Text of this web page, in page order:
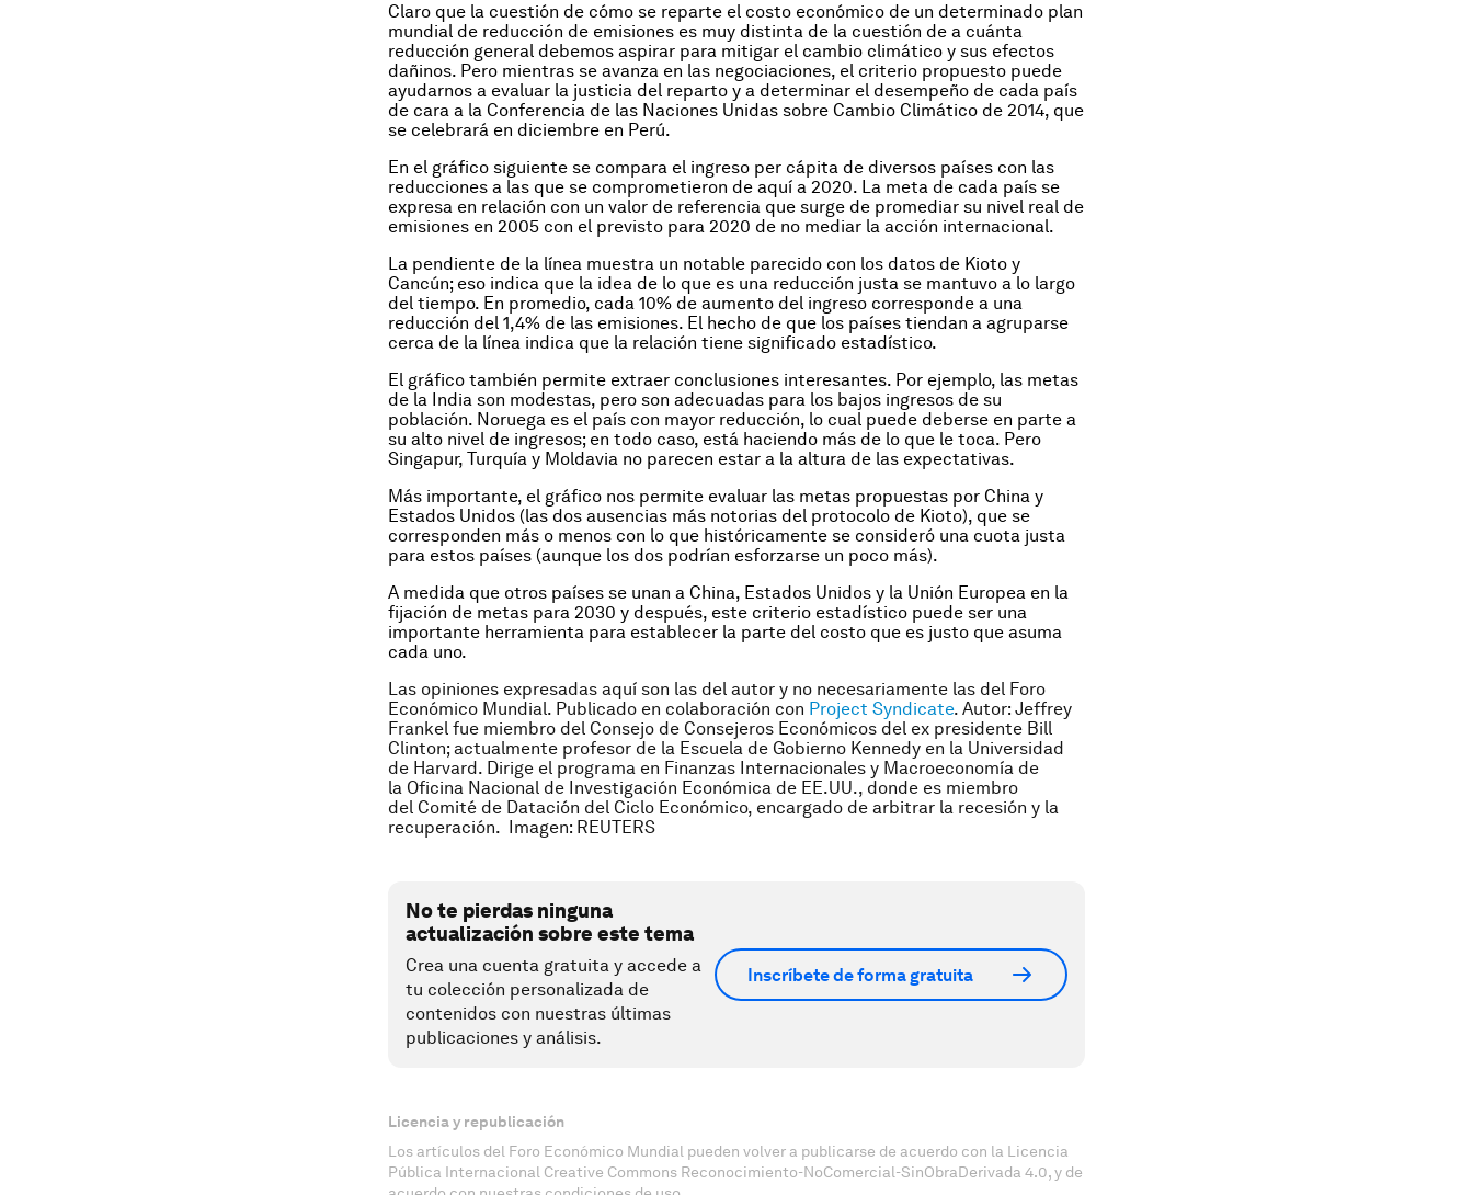
Claro que la cuestión de cómo se reparte el costo económico de un determinado plan
mundial de reducción de emisiones es muy distinta de la cuestión de a cuánta
reducción general debemos aspirar para mitigar el cambio climático y sus efectos
dañinos. Pero mientras se avanza en las negociaciones, el criterio propuesto puede
ayudarnos a evaluar la justicia del reparto y a determinar el desempeño de cada país
de cara a la Conferencia de las Naciones Unidas sobre Cambio Climático de 2014, que
se celebrará en diciembre en Perú.
En el gráfico siguiente se compara el ingreso per cápita de diversos países con las
reducciones a las que se comprometieron de aquí a 2020. La meta de cada país se
expresa en relación con un valor de referencia que surge de promediar su nivel real de
emisiones en 2005 con el previsto para 2020 de no mediar la acción internacional.
La pendiente de la línea muestra un notable parecido con los datos de Kioto y
Cancún; eso indica que la idea de lo que es una reducción justa se mantuvo a lo largo
del tiempo. En promedio, cada 10% de aumento del ingreso corresponde a una
reducción del 1,4% de las emisiones. El hecho de que los países tiendan a agruparse
cerca de la línea indica que la relación tiene significado estadístico.
El gráfico también permite extraer conclusiones interesantes. Por ejemplo, las metas
de la India son modestas, pero son adecuadas para los bajos ingresos de su
población. Noruega es el país con mayor reducción, lo cual puede deberse en parte a
su alto nivel de ingresos; en todo caso, está haciendo más de lo que le toca. Pero
Singapur, Turquía y Moldavia no parecen estar a la altura de las expectativas.
Más importante, el gráfico nos permite evaluar las metas propuestas por China y
Estados Unidos (las dos ausencias más notorias del protocolo de Kioto), que se
corresponden más o menos con lo que históricamente se consideró una cuota justa
para estos países (aunque los dos podrían esforzarse un poco más).
A medida que otros países se unan a China, Estados Unidos y la Unión Europea en la
fijación de metas para 2030 y después, este criterio estadístico puede ser una
importante herramienta para establecer la parte del costo que es justo que asuma
cada uno.
Las opiniones expresadas aquí son las del autor y no necesariamente las del Foro
Económico Mundial. Publicado en colaboración con Project Syndicate. Autor: Jeffrey
Frankel fue miembro del Consejo de Consejeros Económicos del ex presidente Bill
Clinton; actualmente profesor de la Escuela de Gobierno Kennedy en la Universidad
de Harvard. Dirige el programa en Finanzas Internacionales y Macroeconomía de
la Oficina Nacional de Investigación Económica de EE.UU., donde es miembro
del Comité de Datación del Ciclo Económico, encargado de arbitrar la recesión y la
recuperación. Imagen: REUTERS
No te pierdas ninguna
actualización sobre este tema
Crea una cuenta gratuita y accede a
tu colección personalizada de
contenidos con nuestras últimas
publicaciones y análisis.
Inscríbete de forma gratuita
Licencia y republicación
Los artículos del Foro Económico Mundial pueden volver a publicarse de acuerdo con la Licencia
Pública Internacional Creative Commons Reconocimiento-NoComercial-SinObraDerivada 4.0, y de